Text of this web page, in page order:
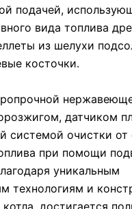
подачей,
вида топлива
из шелухи
косточки.
датчиком
системой очистки от
при помощи
уникальным
технологиям и
достигается